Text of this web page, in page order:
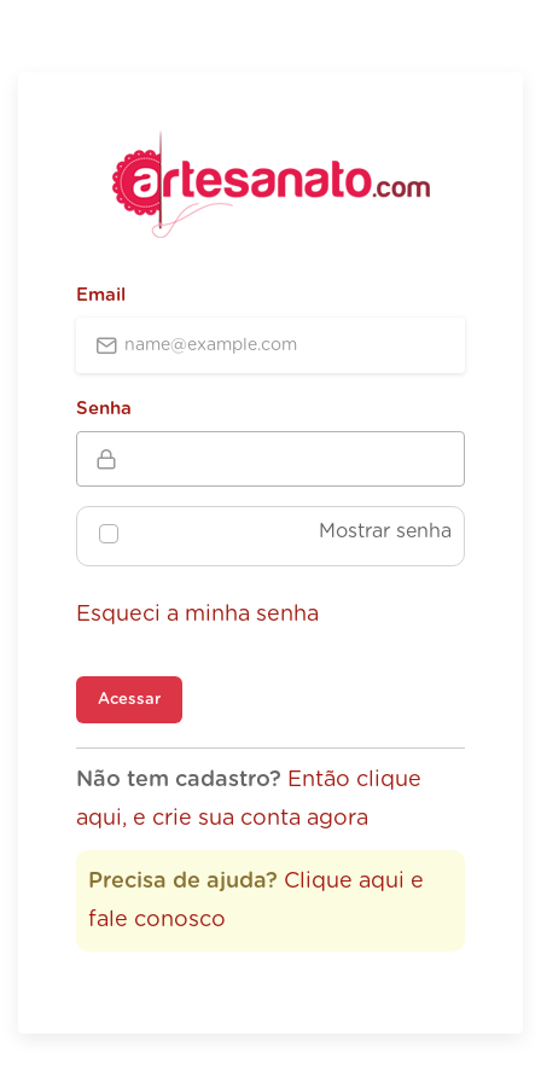
Email
Senha
Mostrar senha
Esqueci a minha senha
Acessar
Não tem cadastro? Então clique
aqui, e crie sua conta agora
Precisa de ajuda? Clique aqui e
fale conosco